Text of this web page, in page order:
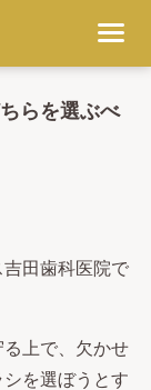
らを選ぶべ
田歯科医院で
る上で、欠かせ
を選ぼうとす